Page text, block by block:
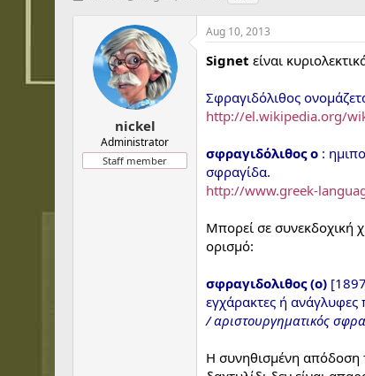
t
e
a
r
t
d
a
t
e
g
s
nickel
Administrator
Staff member
Aug 10, 2013
Signet είναι
Σφραγιδόλιθος
http://el.wikipedia.org/
σφραγιδόλιθος ο :
σφραγίδα.
http://www.greek-
Μπορεί σε συνεκδοχική
ορισμό:
σφραγιδολιθος (ο)
εγχάρακτες ή
/ αριστουργηματικός
Η συνηθισμένη απόδοση